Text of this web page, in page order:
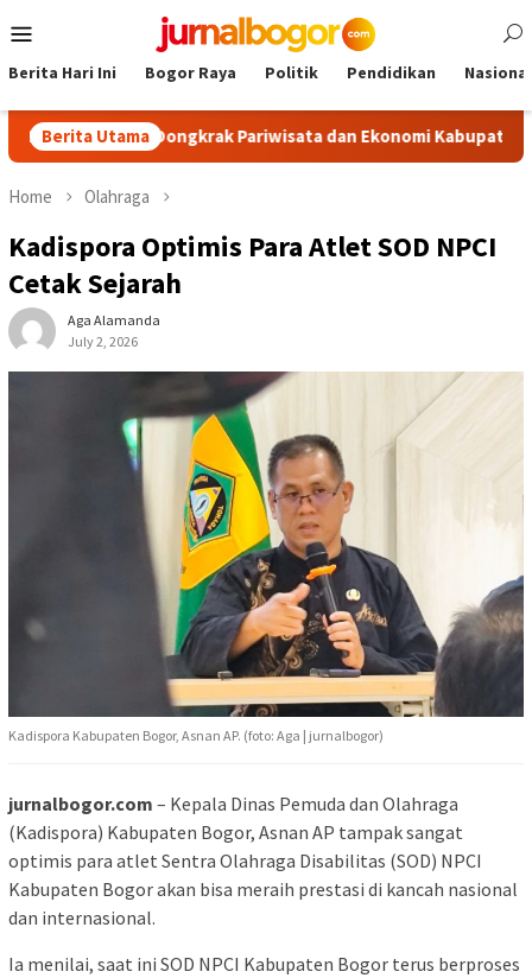
to
Menu
Berita Hari Ini Bogor Raya Politik Pendidikan Nasional
Berita Utama
Dongkrak Pariwisata dan Ekonomi Kabupaten Bogor
Home Olahraga
Kadispora Optimis Para Atlet SOD NPCI
Cetak Sejarah
Aga Alamanda
July 2, 2026
Kadispora Kabupaten Bogor, Asnan AP. (foto: Aga | jurnalbogor)
jurnalbogor.com – Kepala Dinas Pemuda dan Olahraga
(Kadispora) Kabupaten Bogor, Asnan AP tampak sangat
optimis para atlet Sentra Olahraga Disabilitas (SOD) NPCI
Kabupaten Bogor akan bisa meraih prestasi di kancah nasional
dan internasional.
Ia menilai, saat ini SOD NPCI Kabupaten Bogor terus berproses